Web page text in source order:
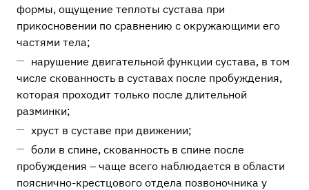
формы, ощущение теплоты сустава при
прикосновении по сравнению с окружающими его
частями тела;
нарушение двигательной функции сустава, в том
числе скованность в суставах после пробуждения,
которая проходит только после длительной
разминки;
хруст в суставе при движении;
боли в спине, скованность в спине после
пробуждения – чаще всего наблюдается в области
пояснично-крестцового отдела позвоночника у